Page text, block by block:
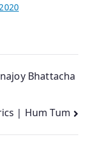
Bhattacha
| Hum Tum